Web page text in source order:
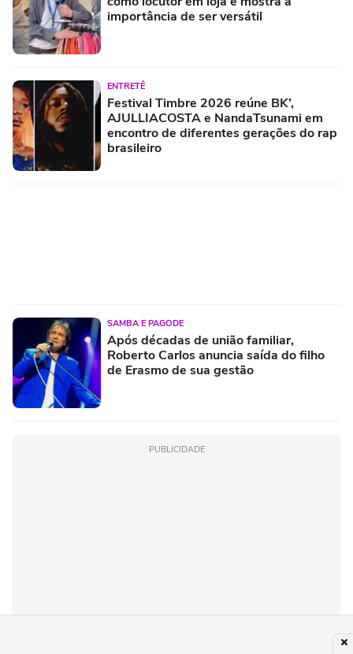
importância de ser versátil
ENTRETÊ
Festival Timbre 2026 reúne BK’,
AJULLIACOSTA e NandaTsunami em
encontro de diferentes gerações do rap
brasileiro
SAMBA E PAGODE
Após décadas de união familiar,
Roberto Carlos anuncia saída do filho
de Erasmo de sua gestão
PUBLICIDADE